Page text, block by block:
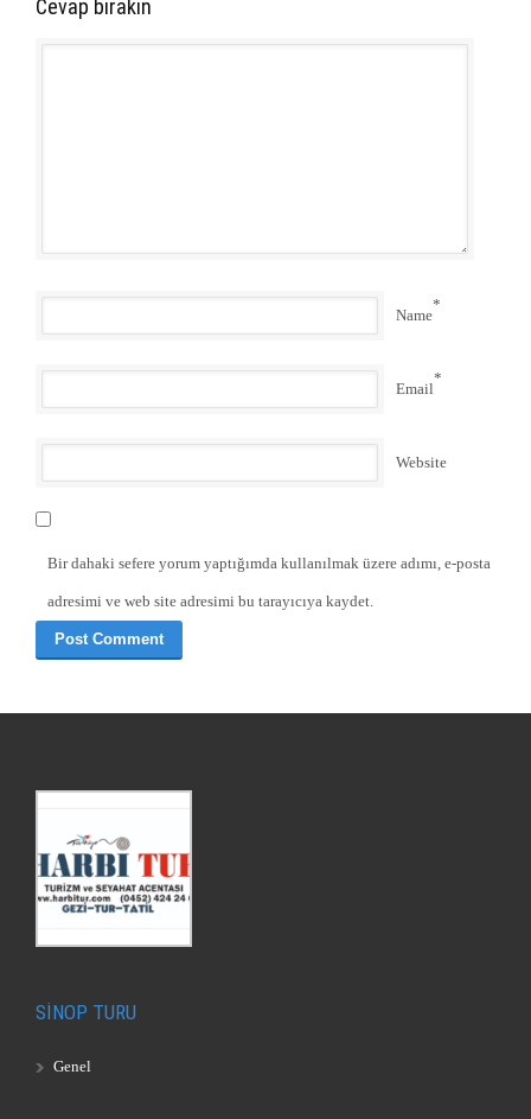
Cevap bırakın
Name
*
Email
*
Website
Bir dahaki sefere yorum yaptığımda kullanılmak üzere adımı, e-posta
adresimi ve web site adresimi bu tarayıcıya kaydet.
SİNOP TURU
Genel